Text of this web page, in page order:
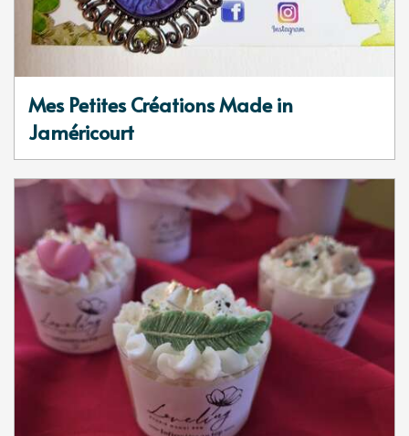
Mes Petites Créations Made in
Jaméricourt